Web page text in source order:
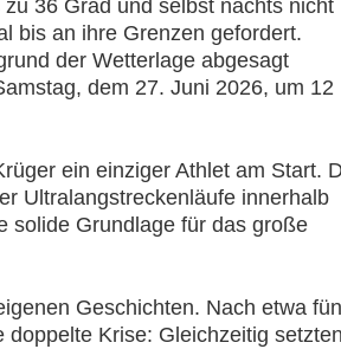
36 Grad und selbst nachts nicht
bis an ihre Grenzen gefordert.
der Wetterlage abgesagt
dem 27. Juni 2026, um 12
ein einziger Athlet am Start.
Ultralangstreckenläufe innerhalb
solide Grundlage für das große
Geschichten. Nach etwa
Krise: Gleichzeitig setzten